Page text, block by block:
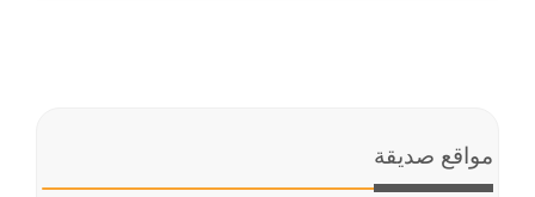
مواقع صديقة